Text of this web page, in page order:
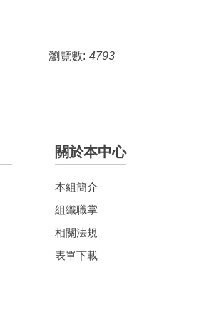
瀏覽數: 4793
關於本中心
本組簡介
組織職掌
相關法規
表單下載